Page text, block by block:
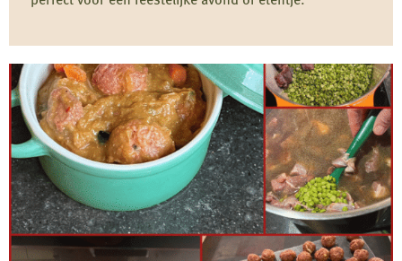
meer
over
Tarte
tatin
wildstoof